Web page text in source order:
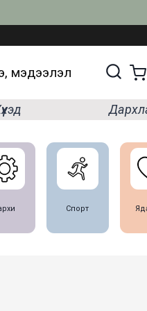
мэдээлэл
Спорт